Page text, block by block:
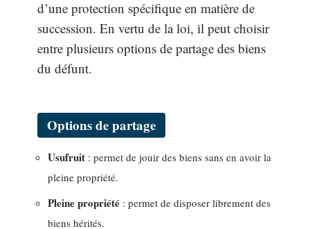
d’une protection spécifique en matière de
succession. En vertu de la loi, il peut choisir
entre plusieurs options de partage des biens
du défunt.
Options de partage
Usufruit : permet de jouir des biens sans en avoir la
pleine propriété.
Pleine propriété : permet de disposer librement des
biens hérités.